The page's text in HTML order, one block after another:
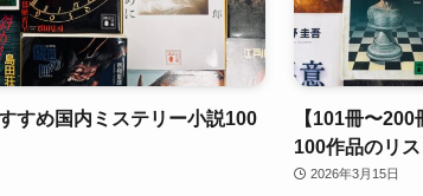
すめ国内ミステリー小説100
【101冊〜
100作品のリ
2026年3月15日